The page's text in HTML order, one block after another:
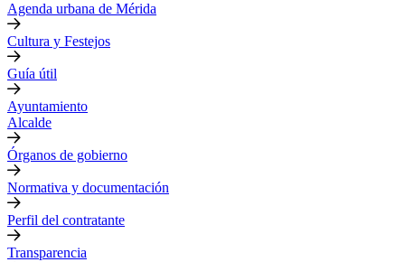
Agenda urbana de Mérida
Cultura y Festejos
Guía útil
Ayuntamiento
Alcalde
Órganos de gobierno
Normativa y documentación
Perfil del contratante
Transparencia